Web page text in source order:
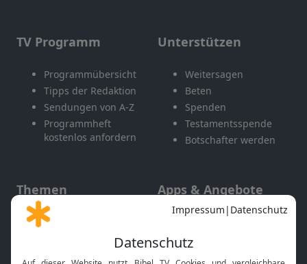
TV Programm
Programmübersicht
Tipps der Redaktion
Sendungen von A-Z
Programmheft
kostenlos anfordern
Unterstützen
Weitersagen
Beten
Spenden
Testamentsspende
Botschafter werden
Themen
Gott und Bibel erklärt
Apps & Angebote
Mobile App